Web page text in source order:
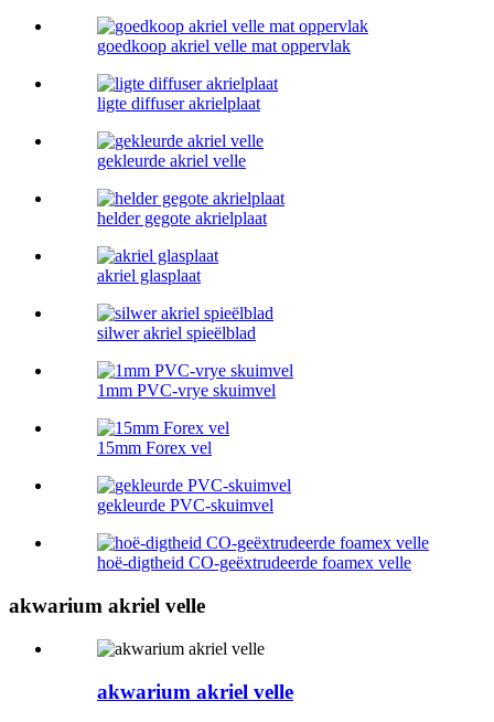
goedkoop akriel velle mat oppervlak
ligte diffuser akrielplaat
gekleurde akriel velle
helder gegote akrielplaat
akriel glasplaat
silwer akriel spieëlblad
1mm PVC-vrye skuimvel
15mm Forex vel
gekleurde PVC-skuimvel
hoë-digtheid CO-geëxtrudeerde foamex velle
akwarium akriel velle
akwarium akriel velle